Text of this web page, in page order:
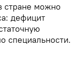
стране можно
дефицит
специальности.